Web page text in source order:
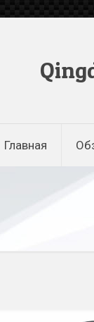
Главная